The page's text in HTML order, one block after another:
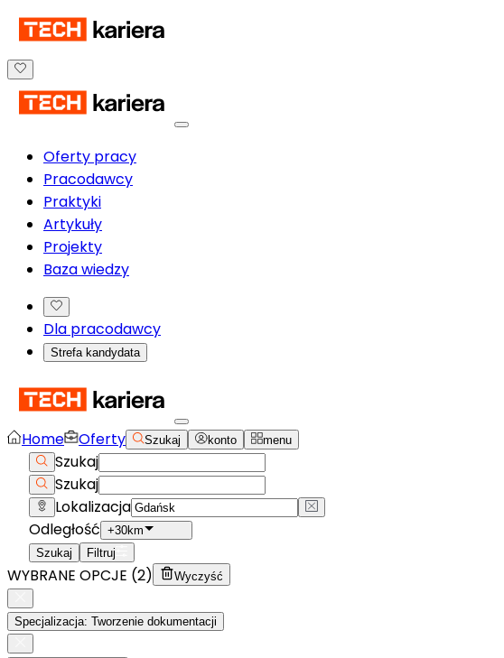
Oferty pracy
Pracodawcy
Praktyki
Artykuły
Projekty
Baza wiedzy
Dla pracodawcy
Strefa kandydata
Home Oferty Szukaj konto menu
Szukaj
Szukaj
Lokalizacja
Odległość +30km
Szukaj
Filtruj
WYBRANE OPCJE (2) Wyczyść
Specjalizacja: Tworzenie dokumentacji